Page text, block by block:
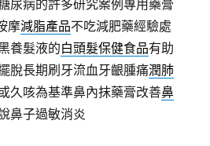
尿病的許多研究案例專用藥膏
摩減脂產品不吃減肥藥經驗處
養髮液的白頭髮保健食品有助
脫長期刷牙流血牙齦腫痛潤肺
久咳為基準鼻內抹藥膏改善鼻
鼻子過敏消炎